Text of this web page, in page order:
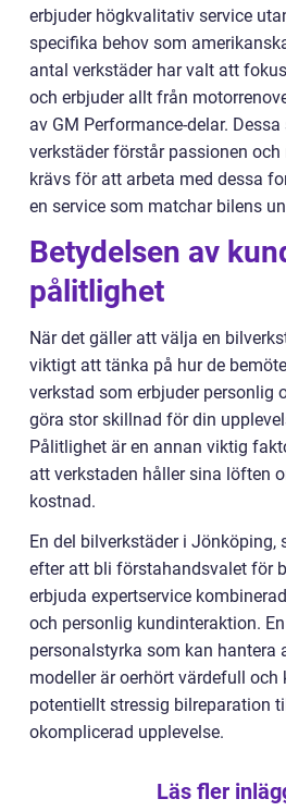
erbjuder högkvalitativ service
specifika behov som
antal verkstäder har valt att
och erbjuder allt från
av GM Performance-delar.
verkstäder förstår passionen
krävs för att arbeta med dessa
en service som matchar bilens
Betydelsen av
pålitlighet
När det gäller att välja en
viktigt att tänka på hur de
verkstad som erbjuder personlig
göra stor skillnad för din
Pålitlighet är en annan viktig
att verkstaden håller sina löften
kostnad.
En del bilverkstäder i Jönköping,
efter att bli förstahandsvalet för
erbjuda expertservice
och personlig kundinteraktion.
personalstyrka som kan hantera
modeller är oerhört värdefull och
potentiellt stressig bilreparation
okomplicerad upplevelse.
Läs fler